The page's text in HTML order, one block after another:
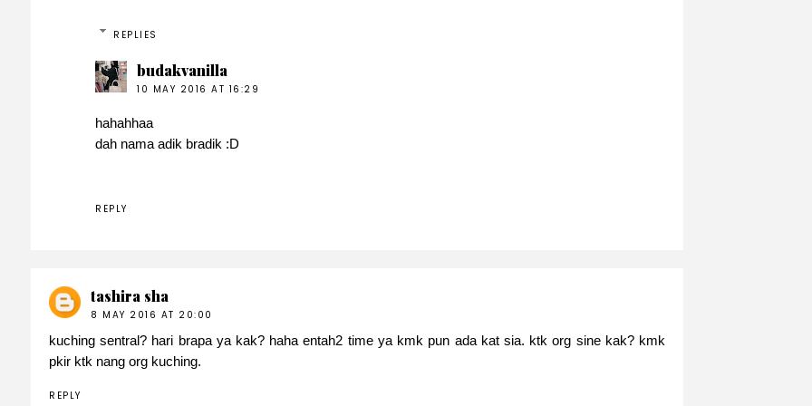
REPLIES
budakvanilla
10 MAY 2016 AT 16:29
hahahhaa
dah nama adik bradik :D
REPLY
tashira sha
8 MAY 2016 AT 20:00
kuching sentral? hari brapa ya kak? haha entah2 time ya kmk pun ada kat sia. ktk org sine kak? kmk
pkir ktk nang org kuching.
REPLY